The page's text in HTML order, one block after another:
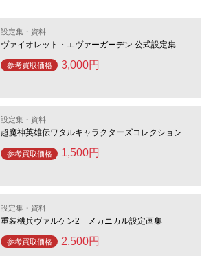
設定集・資料
ヴァイオレット・エヴァーガーデン 公式設定集
参考買取価格 3,000円
設定集・資料
超魔神英雄伝ワタルキャラクターズコレクション
参考買取価格 1,500円
設定集・資料
重装機兵ヴァルケン2 メカニカル設定画集
参考買取価格 2,500円